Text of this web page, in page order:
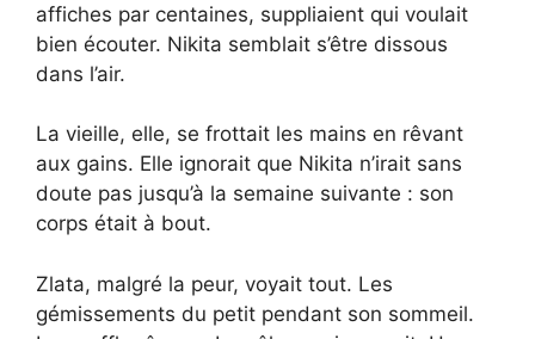
affiches par centaines, suppliaient qui voulait
bien écouter. Nikita semblait s’être dissous
dans l’air.
La vieille, elle, se frottait les mains en rêvant
aux gains. Elle ignorait que Nikita n’irait sans
doute pas jusqu’à la semaine suivante : son
corps était à bout.
Zlata, malgré la peur, voyait tout. Les
gémissements du petit pendant son sommeil.